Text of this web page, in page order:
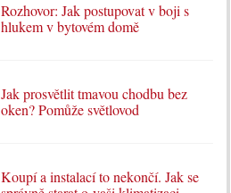
Rozhovor: Jak postupovat v boji s
hlukem v bytovém domě
Jak prosvětlit tmavou chodbu bez
oken? Pomůže světlovod
Koupí a instalací to nekončí. Jak se